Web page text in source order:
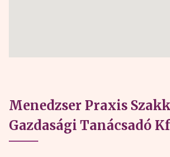
Menedzser Praxis
Gazdasági Tanácsadó